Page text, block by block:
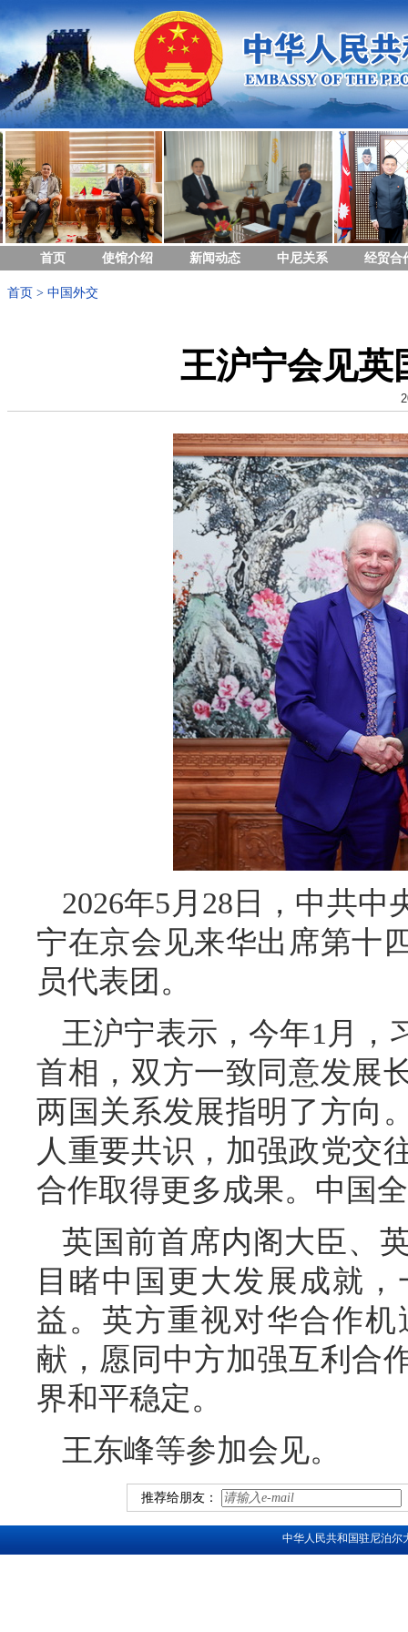
首页 使馆介绍 新闻动态 中尼关系 经贸合
首页 > 中国外交
王沪宁会见英
2026年5月28日，中共
宁在京会见来华出席第十
员代表团。
王沪宁表示，今年1月，
首相，双方一致同意发展
两国关系发展指明了方向
人重要共识，加强政党交
合作取得更多成果。中国
英国前首席内阁大臣、
目睹中国更大发展成就
益。英方重视对华合作
献，愿同中方加强互利合
界和平稳定。
王东峰等参加会见。
推荐给朋友：
中华人民共和国驻尼泊尔